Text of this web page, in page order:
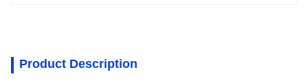
Product Description